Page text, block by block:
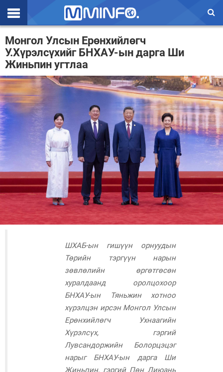
Эхлэл
Цаг агаар
Валют ханш
Улс төр
Эдийн засаг
Үзэл бодол
Нийгэм
Дэлхий
Энтертайнмэнт
Монгол Улсын Ерөнхийлөгч
У.Хүрэлсүхийг БНХАУ-ын дарга Ши
Жиньпин угтлаа
ШХАБ-ын гишүүн орнуудын
Төрийн тэргүүн нарын
зөвлөлийн өргөтгөсөн
хуралдаанд оролцохоор
БНХАУ-ын Тяньжин хотноо
хүрэлцэн ирсэн Монгол Улсын
Ерөнхийлөгч Ухнаагийн
Хүрэлсүх, гэргий
Лувсандоржийн Болорцэцэг
нарыг БНХАУ-ын дарга Ши
Жиньпин, гэргий Пөн Лиюань